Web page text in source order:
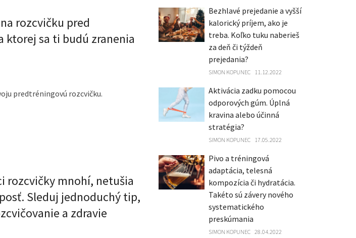
rozcvičku pred
ktorej sa ti budú zranenia
predtréningovú rozcvičku.
rozcvičky mnohí, netušia
Sleduj jednoduchý tip,
a zdravie
Bezhlavé prejedanie a vyšší
kalorický príjem, ako je
treba. Koľko tuku naberieš
za deň či týždeň
prejedania?
SIMON KOPUNEC 11.12.2022
Aktivácia zadku pomocou
odporových gúm. Úplná
kravina alebo účinná
stratégia?
SIMON KOPUNEC 17.05.2022
Pivo a tréningová
adaptácia, telesná
kompozícia či hydratácia.
Takéto sú závery nového
systematického
preskúmania
SIMON KOPUNEC 28.04.2022